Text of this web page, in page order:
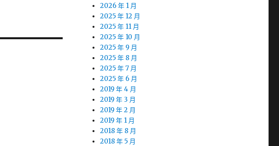
2026 年 1 月
2025 年 12 月
2025 年 11 月
2025 年 10 月
2025 年 9 月
2025 年 8 月
2025 年 7 月
2025 年 6 月
2019 年 4 月
2019 年 3 月
2019 年 2 月
2019 年 1 月
2018 年 8 月
2018 年 5 月